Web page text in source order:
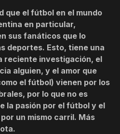
que el fútbol en el mundo
en particular,
sus fanáticos que lo
deportes. Esto, tiene una
reciente investigación, el
alguien, y el amor que
el fútbol) vienen por los
por lo que no es
la pasión por el fútbol y el
un mismo carril. Más